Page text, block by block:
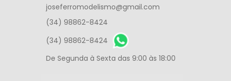
joseferromodelismo@gmail.com
(34) 98862-8424
(34) 98862-8424
De Segunda à Sexta das 9:00 às 18:00